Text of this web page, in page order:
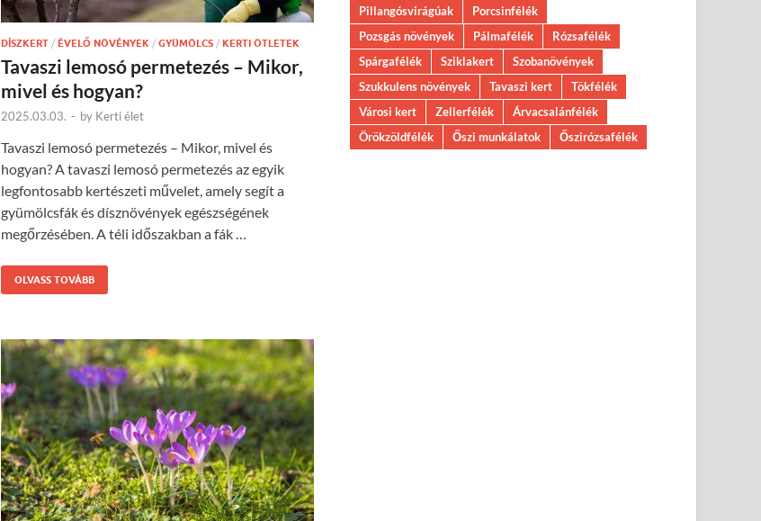
DÍSZKERT / ÉVELŐ NÖVÉNYEK / GYÜMÖLCS / KERTI ÖTLETEK
Tavaszi lemosó permetezés – Mikor,
mivel és hogyan?
2025.03.03. - by Kerti élet
Tavaszi lemosó permetezés – Mikor, mivel és
hogyan? A tavaszi lemosó permetezés az egyik
legfontosabb kertészeti művelet, amely segít a
gyümölcsfák és dísznövények egészségének
megőrzésében. A téli időszakban a fák …
OLVASS TOVÁBB
Pillangósvirágúak
Porcsinfélék
Pozsgás növények
Pálmafélék
Rózsafélék
Spárgafélék
Sziklakert
Szobanövények
Szukkulens növények
Tavaszi kert
Tökfélék
Városi kert
Zellerfélék
Árvacsalánfélék
Örökzöldfélék
Őszi munkálatok Őszirózsafélék